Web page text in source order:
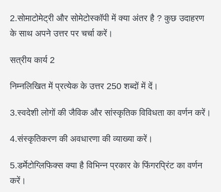
2.सोमाटोमेट्री और सोमेटोस्कॉपी में क्या अंतर है ? कुछ उदाहरण
के साथ अपने उत्तर पर चर्चा करें।
सत्रीय कार्य 2
निम्नलिखित में प्रत्येक के उत्तर 250 शब्दों में दें।
3.स्वदेशी लोगों की जैविक और सांस्कृतिक विविधता का वर्णन करें।
4.संस्कृतिकरण की अवधारणा की व्याख्या करें।
5.डर्मेटोग्लिफिक्स क्या है विभिन्न प्रकार के फिंगरप्रिंट का वर्णन
करें।